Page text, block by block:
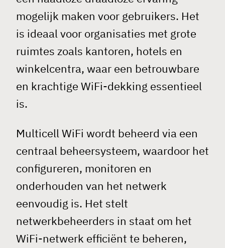
mogelijk maken voor gebruikers. Het
is ideaal voor organisaties met grote
ruimtes zoals kantoren, hotels en
winkelcentra, waar een betrouwbare
en krachtige WiFi-dekking essentieel
is.
Multicell WiFi wordt beheerd via een
centraal beheersysteem, waardoor het
configureren, monitoren en
onderhouden van het netwerk
eenvoudig is. Het stelt
netwerkbeheerders in staat om het
WiFi-netwerk efficiënt te beheren,